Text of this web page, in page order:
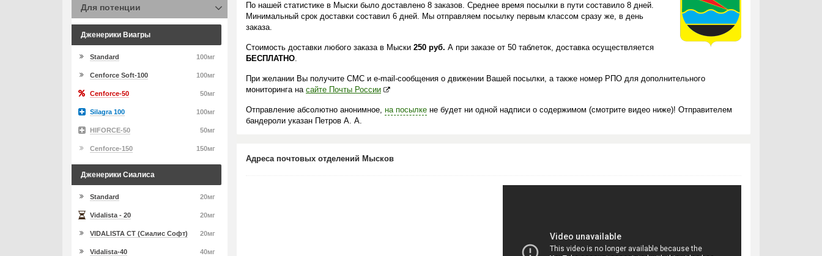
По нашей статистике в Мыски было доставлено 8 заказов. Среднее время посылки в пути составило 8 дней.
Минимальный срок доставки составил 6 дней. Мы отправляем посылку первым классом сразу же, в день
заказа.
Стоимость доставки любого заказа в Мыски 250 руб. А при заказе от 50 таблеток, доставка осуществляется
БЕСПЛАТНО.
При желании Вы получите СМС и e-mail-сообщения о движении Вашей посылки, а также номер РПО для дополнительного
мониторинга на сайте Почты России
Отправление абсолютно анонимное, на посылке не будет ни одной надписи о содержимом (смотрите видео ниже)! Отправителем
бандероли указан Петров А. А.
Адреса почтовых отделений Мысков
Для потенции
Дженерики Виагры
100мг
Standard
100мг
Cenforce Soft-100
50мг
Cenforce-50
100мг
Silagra 100
50мг
HIFORCE-50
150мг
Cenforce-150
Дженерики Сиалиса
20мг
Standard
20мг
Vidalista - 20
20мг
VIDALISTA CT (Сиалис Софт)
40мг
Vidalista-40